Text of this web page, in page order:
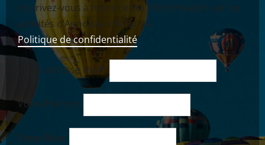
Inscrivez-vous à notre Lettre d'information sur les
activités d’Annonay Info Santé.
Politique de confidentialité
Votre adresse mail*
Votre Prénom
Votre Nom